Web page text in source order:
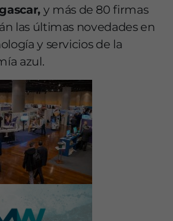
y más de 80 firmas
las últimas novedades en
y servicios de la
azul.